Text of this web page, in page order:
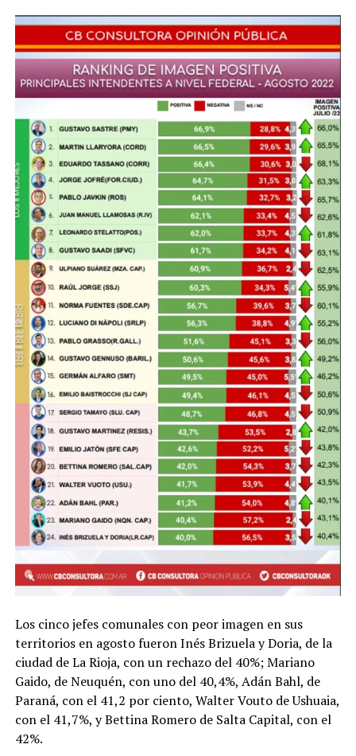
Los cinco jefes comunales con peor imagen en sus
territorios en agosto fueron Inés Brizuela y Doria, de la
ciudad de La Rioja, con un rechazo del 40%; Mariano
Gaido, de Neuquén, con uno del 40,4%, Adán Bahl, de
Paraná, con el 41,2 por ciento, Walter Vouto de Ushuaia,
con el 41,7%, y Bettina Romero de Salta Capital, con el
42%.